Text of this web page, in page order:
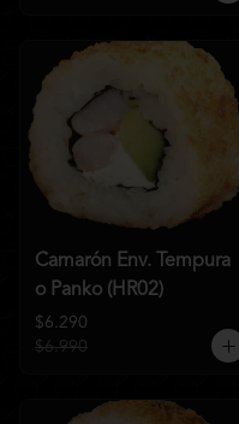
Camarón Env. Tempura
o Panko (HR02)
$6.290
$6.990